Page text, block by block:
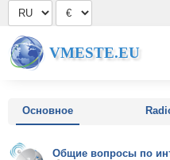
VMESTE.EU
Основное
Общие вопросы по